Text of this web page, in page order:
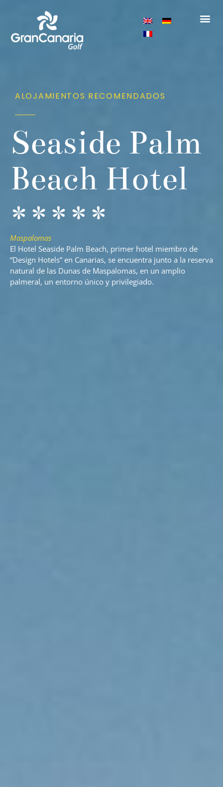
ALOJAMIENTOS RECOMENDADOS
Seaside Palm
Beach Hotel
*****
Maspalomas
El Hotel Seaside Palm Beach, primer hotel miembro de
“Design Hotels” en Canarias, se encuentra junto a la reserva
natural de las Dunas de Maspalomas, en un amplio
palmeral, un entorno único y privilegiado.